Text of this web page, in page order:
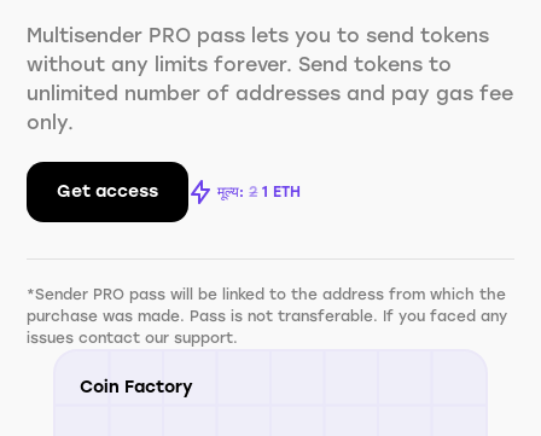
Multisender PRO pass lets you to send tokens
without any limits forever. Send tokens to
unlimited number of addresses and pay gas fee
only.
Get access मूल्य: 2 1 ETH
*Sender PRO pass will be linked to the address from which the
purchase was made. Pass is not transferable. If you faced any
issues contact our support.
Coin Factory